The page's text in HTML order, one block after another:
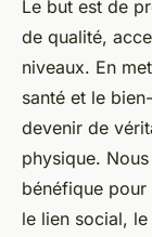
Le but est de
de qualité,
niveaux. En
santé et le
devenir de
physique.
bénéfique
le lien social,